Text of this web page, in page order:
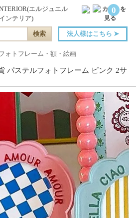
0
法人様はこちら ➤
ォトフレーム・額・絵画
パステルフォトフレーム ピンク 2サ